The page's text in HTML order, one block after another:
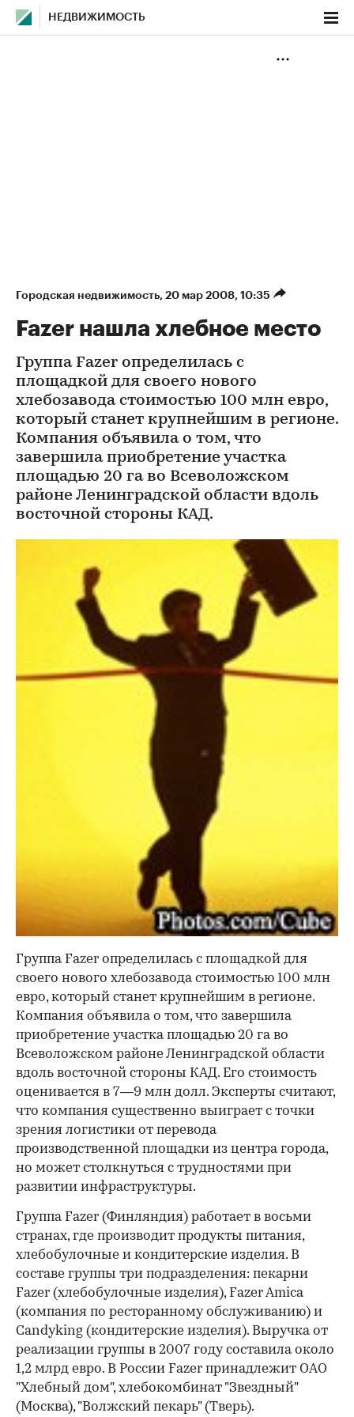
НЕДВИЖИМОСТЬ
Городская недвижимость⁠, 20 мар 2008, 10:35
Fazer нашла хлебное место
Группа Fazer определилась с
площадкой для своего нового
хлебозавода стоимостью 100 млн евро,
который станет крупнейшим в регионе.
Компания объявила о том, что
завершила приобретение участка
площадью 20 га во Всеволожском
районе Ленинградской области вдоль
восточной стороны КАД.
Группа Fazer определилась с площадкой для
своего нового хлебозавода стоимостью 100 млн
евро, который станет крупнейшим в регионе.
Компания объявила о том, что завершила
приобретение участка площадью 20 га во
Всеволожском районе Ленинградской области
вдоль восточной стороны КАД. Его стоимость
оценивается в 7—9 млн долл. Эксперты считают,
что компания существенно выиграет с точки
зрения логистики от перевода
производственной площадки из центра города,
но может столкнуться с трудностями при
развитии инфраструктуры.
Группа Fazer (Финляндия) работает в восьми
странах, где производит продукты питания,
хлебобулочные и кондитерские изделия. В
составе группы три подразделения: пекарни
Fazer (хлебобулочные изделия), Fazer Amica
(компания по ресторанному обслуживанию) и
Candyking (кондитерские изделия). Выручка от
реализации группы в 2007 году составила около
1,2 млрд евро. В России Fazer принадлежит ОАО
"Хлебный дом", хлебокомбинат "Звездный"
(Москва), "Волжский пекарь" (Тверь).